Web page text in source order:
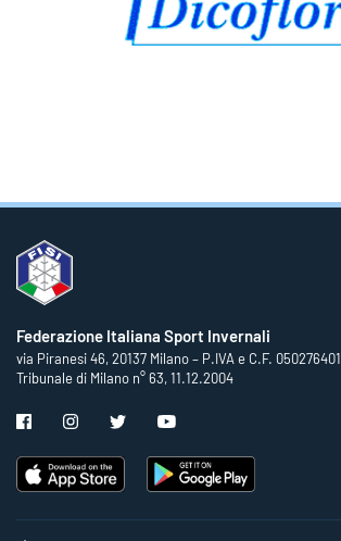
Federazione Italiana Sport Invernali
via Piranesi 46, 20137 Milano – P.IVA e C.F.
Tribunale di Milano n° 63, 11.12.2004